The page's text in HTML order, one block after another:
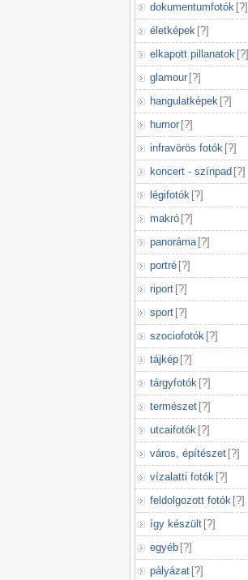
dokumentumfotók [?]
életképek [?]
elkapott pillanatok [?]
glamour [?]
hangulatképek [?]
humor [?]
infravörös fotók [?]
koncert - színpad [?]
légifotók [?]
makró [?]
panoráma [?]
portré [?]
riport [?]
sport [?]
szociofotók [?]
tájkép [?]
tárgyfotók [?]
természet [?]
utcaifotók [?]
város, építészet [?]
vízalatti fotók [?]
feldolgozott fotók [?]
így készült [?]
egyéb [?]
pályázat [?]